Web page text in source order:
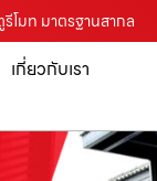
โมท มาตรฐานสากล
เกี่ยวกับเรา